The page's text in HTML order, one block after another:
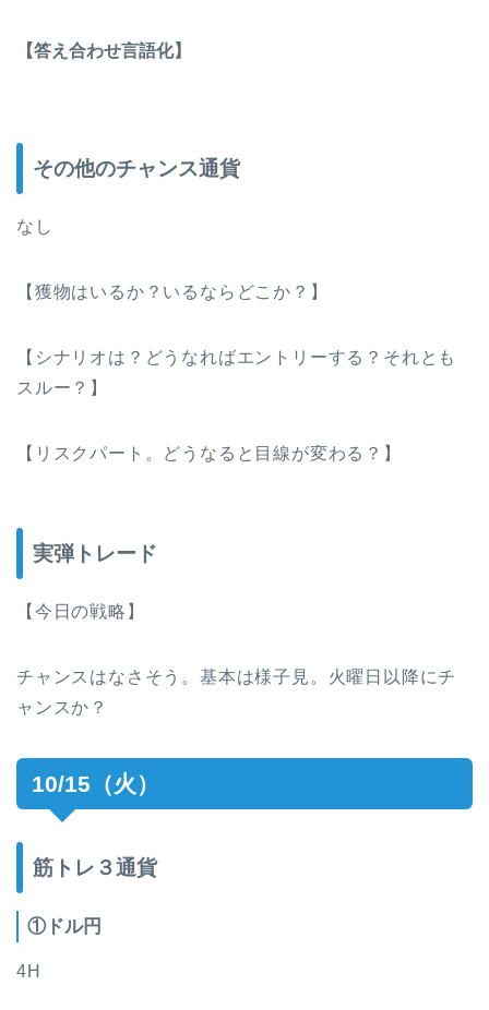
【答え合わせ言語化】
その他のチャンス通貨
なし
【獲物はいるか？いるならどこか？】
【シナリオは？どうなればエントリーする？それとも
スルー？】
【リスクパート。どうなると目線が変わる？】
実弾トレード
【今日の戦略】
チャンスはなさそう。基本は様子見。火曜日以降にチ
ャンスか？
10/15（火）
筋トレ３通貨
①ドル円
4H